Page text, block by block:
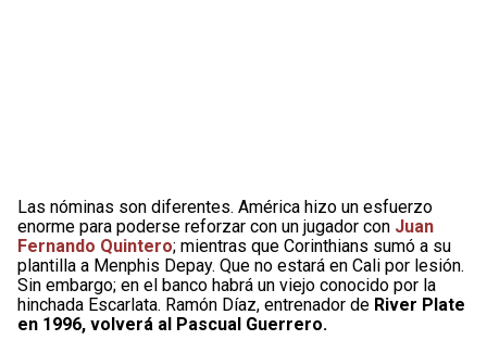
Las nóminas son diferentes. América hizo un esfuerzo
enorme para poderse reforzar con un jugador con Juan
Fernando Quintero; mientras que Corinthians sumó a su
plantilla a Menphis Depay. Que no estará en Cali por lesión.
Sin embargo; en el banco habrá un viejo conocido por la
hinchada Escarlata. Ramón Díaz, entrenador de River Plate
en 1996, volverá al Pascual Guerrero.